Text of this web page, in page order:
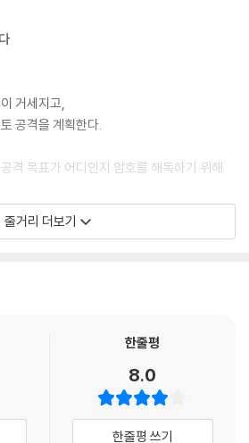
여준 적 없는 용맹하고 대담한 캐릭터를 소
넣을 예정이다.
[애나벨 집으로] 등 제임스 완 감독 연출의
알린 패트릭 윌슨이 군사전략을 위해 기밀 정
이튼’ 역을 맡았다. 국내에서는 영화 [컨저
다. 공포, 액션, 히어로물 등 장르 구분 없이
는 패트릭 윌슨은 [미드웨이]를 통해 지적이
릭터를 보여주며 새로운 연기 변신으로 관객
정이다.
반스는[미드웨이]에서 USS 엔터프라이즈
캐릭터 연기에 정평이 나 있는 그는 이번 영
의 인간적인 면모를 디테일한 연기 속에 담
정이다.또한, 영화팬들 사이에서 믿고 보는
스터 W. 니미츠’ 제독 역을 맡았다. 미드웨이
정도로 역사상 위대한 인물로 꼽히는 ‘니미
거세지고,
공격을 계획한다.
격 목표가 어디인지 암호를 해독하기 위해
해 나간다.
웨이’라는 것을 알아낸 미국은
전투의 이야기가 지금부터 시작된다!
줄거리 더보기
한줄평
8.0
한줄평 쓰기